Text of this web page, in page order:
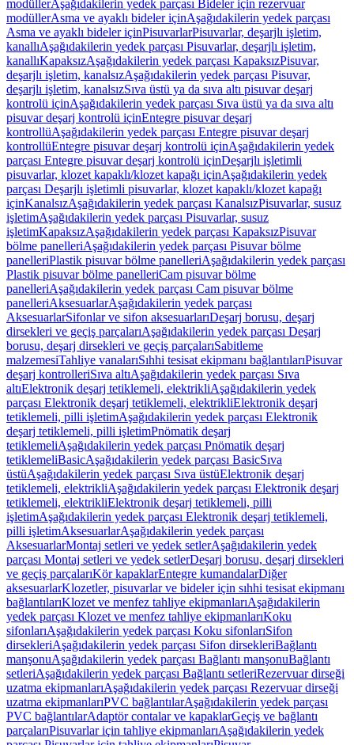
modüllerAşağıdakilerin yedek parçası Bideler için rezervuar
modüllerAsma ve ayaklı bideler içinAşağıdakilerin yedek parçası
Asma ve ayaklı bideler içinPisuvarlarPisuvarlar, deşarjlı işletim,
kanallıAşağıdakilerin yedek parçası Pisuvarlar, deşarjlı işletim,
kanallıKapaksızAşağıdakilerin yedek parçası KapaksızPisuvar,
deşarjlı işletim, kanalsızAşağıdakilerin yedek parçası Pisuvar,
deşarjlı işletim, kanalsızSıva üstü ya da sıva altı pisuvar deşarj
kontrolü içinAşağıdakilerin yedek parçası Sıva üstü ya da sıva altı
pisuvar deşarj kontrolü içinEntegre pisuvar deşarj
kontrollüAşağıdakilerin yedek parçası Entegre pisuvar deşarj
kontrollüEntegre pisuvar deşarj kontrolü içinAşağıdakilerin yedek
parçası Entegre pisuvar deşarj kontrolü içinDeşarjlı işletimli
pisuvarlar, klozet kapaklı/klozet kapağı içinAşağıdakilerin yedek
parçası Deşarjlı işletimli pisuvarlar, klozet kapaklı/klozet kapağı
içinKanalsızAşağıdakilerin yedek parçası KanalsızPisuvarlar, susuz
işletimAşağıdakilerin yedek parçası Pisuvarlar, susuz
işletimKapaksızAşağıdakilerin yedek parçası KapaksızPisuvar
bölme panelleriAşağıdakilerin yedek parçası Pisuvar bölme
panelleriPlastik pisuvar bölme panelleriAşağıdakilerin yedek parçası
Plastik pisuvar bölme panelleriCam pisuvar bölme
panelleriAşağıdakilerin yedek parçası Cam pisuvar bölme
panelleriAksesuarlarAşağıdakilerin yedek parçası
AksesuarlarSifonlar ve sifon aksesuarlarıDeşarj borusu, deşarj
dirsekleri ve geçiş parçalarıAşağıdakilerin yedek parçası Deşarj
borusu, deşarj dirsekleri ve geçiş parçalarıSabitleme
malzemesiTahliye vanalarıSıhhi tesisat ekipmanı bağlantılarıPisuvar
deşarj kontrolleriSıva altıAşağıdakilerin yedek parçası Sıva
altıElektronik deşarj tetiklemeli, elektrikliAşağıdakilerin yedek
parçası Elektronik deşarj tetiklemeli, elektrikliElektronik deşarj
tetiklemeli, pilli işletimAşağıdakilerin yedek parçası Elektronik
deşarj tetiklemeli, pilli işletimPnömatik deşarj
tetiklemeliAşağıdakilerin yedek parçası Pnömatik deşarj
tetiklemeliBasicAşağıdakilerin yedek parçası BasicSıva
üstüAşağıdakilerin yedek parçası Sıva üstüElektronik deşarj
tetiklemeli, elektrikliAşağıdakilerin yedek parçası Elektronik deşarj
tetiklemeli, elektrikliElektronik deşarj tetiklemeli, pilli
işletimAşağıdakilerin yedek parçası Elektronik deşarj tetiklemeli,
pilli işletimAksesuarlarAşağıdakilerin yedek parçası
AksesuarlarMontaj setleri ve yedek setlerAşağıdakilerin yedek
parçası Montaj setleri ve yedek setlerDeşarj borusu, deşarj dirsekleri
ve geçiş parçalarıKör kapaklarEntegre kumandalarDiğer
aksesuarlarKlozetler, pisuvarlar ve bideler için sıhhi tesisat ekipmanı
bağlantılarıKlozet ve menfez tahliye ekipmanlarıAşağıdakilerin
yedek parçası Klozet ve menfez tahliye ekipmanlarıKoku
sifonlarıAşağıdakilerin yedek parçası Koku sifonlarıSifon
dirsekleriAşağıdakilerin yedek parçası Sifon dirsekleriBağlantı
manşonuAşağıdakilerin yedek parçası Bağlantı manşonuBağlantı
setleriAşağıdakilerin yedek parçası Bağlantı setleriRezervuar dirseği
uzatma ekipmanlarıAşağıdakilerin yedek parçası Rezervuar dirseği
uzatma ekipmanlarıPVC bağlantılarAşağıdakilerin yedek parçası
PVC bağlantılarAdaptör contalar ve kapaklarGeçiş ve bağlantı
parçalarıPisuvarlar için tahliye ekipmanlarıAşağıdakilerin yedek